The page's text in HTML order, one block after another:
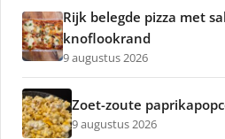
Rijk belegde pizza met
knoflookrand
9 augustus 2026
Zoet-zoute
9 augustus 2026